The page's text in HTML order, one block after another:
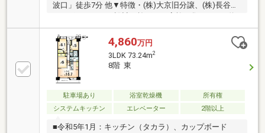
波口」徒歩7分 他▼特徴・(株)大京旧分譲、(株)長谷工
15.7帖、和室約6.0帖が隣接・キッチンはカウンター
付、配膳がスムーズ・洗面室は2WAY仕様、家事・生
活動線良好・主寝室にWICを配置▼周辺環境・マツモ
ト五条店 徒歩4分(約280m)・京都市立朱雀第三小学校
徒歩7分(約510m)※専用ポーチ面積／2.6平米※専有面積
にトランクルーム部分を含む■ ご希望の住まい探しを
お手伝いします ━━━━━・・・物件の詳細・ご相談
はお気軽にお問い合わせください。
4,860万円
3LDK 73.24m2
8階 東
駐車場あり 浴室乾燥機
所有権
システムキッチン
エレベーター 2階以上
■令和5年1月：キッチン（タカラ）、カップボード